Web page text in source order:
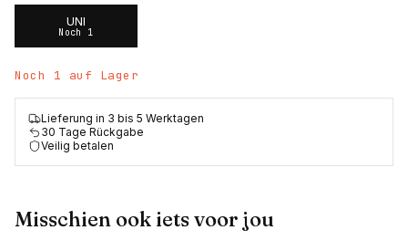
UNI
Noch 1
Noch 1 auf Lager
Lieferung in 3 bis 5 Werktagen
30 Tage Rückgabe
Veilig betalen
Misschien ook iets voor jou